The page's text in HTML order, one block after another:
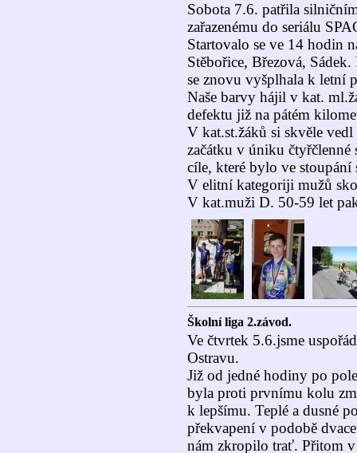
Sobota 7.6. patřila
zařazenému do seriálu
Startovalo se ve 14 hodin
Stěbořice, Březová,
se znovu vyšplhala k letní
Naše barvy hájil v kat.
defektu již na pátém
V kat.st.žáků si skvěle
začátku v úniku čtyřčlenné
cíle, které bylo ve
V elitní kategoriji mužů
V kat.muži D. 50-59 let
Školní liga 2.závod.
Ve čtvrtek 5.6.jsme
Ostravu.
Již od jedné hodiny po
byla proti prvnímu kolu
k lepšímu. Teplé a dusné
překvapení v podobě
nám zkropilo trať. Přitom